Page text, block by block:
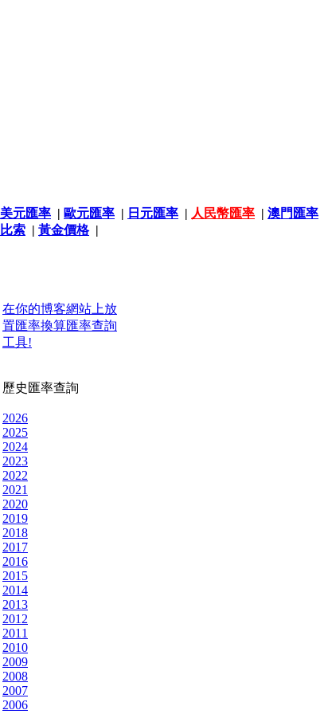
美元匯率 | 歐元匯率 | 日元匯率 | 人民幣匯率 | 澳門匯率
比索 | 黃金價格|
在你的博客網站上放
置匯率換算匯率查詢
工具!
歷史匯率查詢
2026
2025
2024
2023
2022
2021
2020
2019
2018
2017
2016
2015
2014
2013
2012
2011
2010
2009
2008
2007
2006